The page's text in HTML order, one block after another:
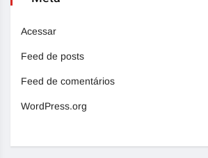
Acessar
Feed de posts
Feed de comentários
WordPress.org